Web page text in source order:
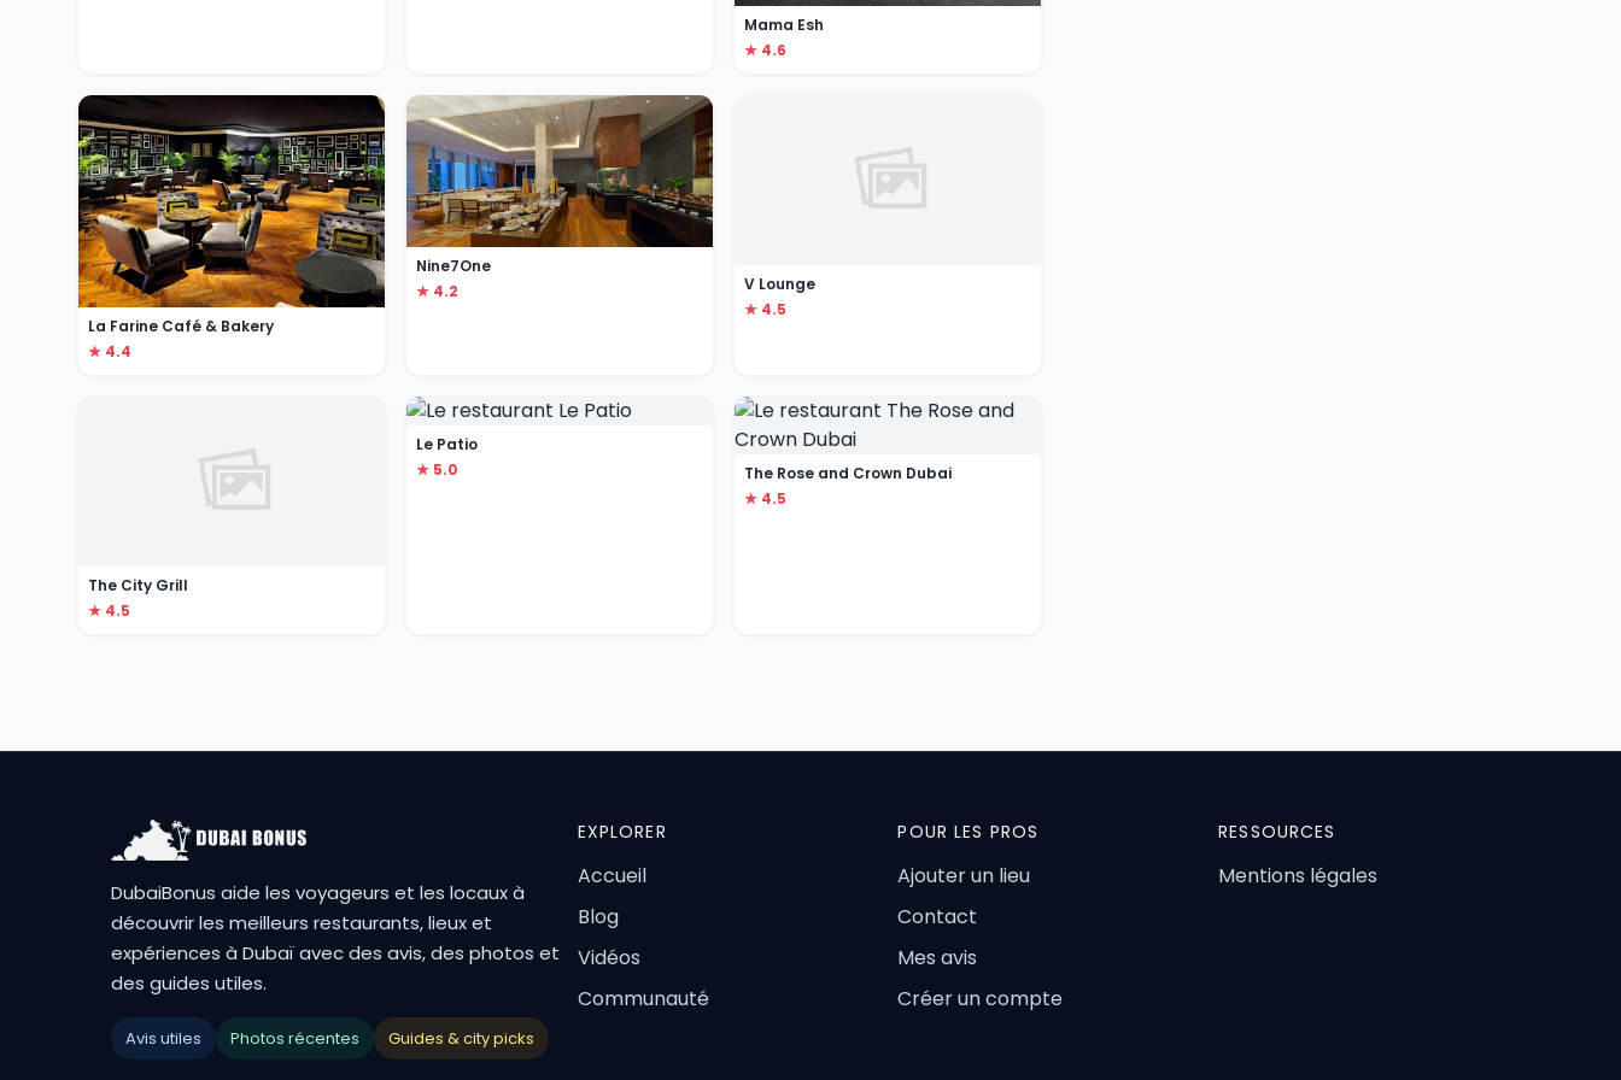
Mama Esh
★ 4.6
La Farine Café & Bakery
★ 4.4
Nine7One
★ 4.2
V Lounge
★ 4.5
The City Grill
★ 4.5
Le Patio
★ 5.0
The Rose and Crown Dubai
★ 4.5
DubaiBonus aide les voyageurs et les locaux à
découvrir les meilleurs restaurants, lieux et
expériences à Dubaï avec des avis, des photos et
des guides utiles.
Avis utiles Photos récentes Guides & city picks
EXPLORER
Accueil
Blog
Vidéos
Communauté
POUR LES PROS
Ajouter un lieu
Contact
Mes avis
Créer un compte
RESSOURCES
Mentions légales